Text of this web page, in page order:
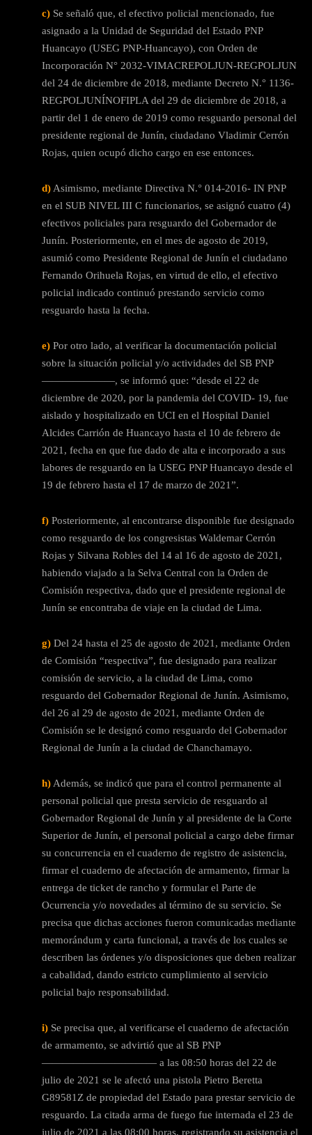
c) Se señaló que, el efectivo policial mencionado, fue
asignado a la Unidad de Seguridad del Estado PNP
Huancayo (USEG PNP-Huancayo), con Orden de
Incorporación N° 2032-VIMACREPOLJUN-REGPOLJUN
del 24 de diciembre de 2018, mediante Decreto N.° 1136-
REGPOLJUNÍNOFIPLA del 29 de diciembre de 2018, a
partir del 1 de enero de 2019 como resguardo personal del
presidente regional de Junín, ciudadano Vladimir Cerrón
Rojas, quien ocupó dicho cargo en ese entonces.
d) Asimismo, mediante Directiva N.° 014-2016- IN PNP
en el SUB NIVEL III C funcionarios, se asignó cuatro (4)
efectivos policiales para resguardo del Gobernador de
Junín. Posteriormente, en el mes de agosto de 2019,
asumió como Presidente Regional de Junín el ciudadano
Fernando Orihuela Rojas, en virtud de ello, el efectivo
policial indicado continuó prestando servicio como
resguardo hasta la fecha.
e) Por otro lado, al verificar la documentación policial
sobre la situación policial y/o actividades del SB PNP
———————, se informó que: “desde el 22 de
diciembre de 2020, por la pandemia del COVID- 19, fue
aislado y hospitalizado en UCI en el Hospital Daniel
Alcides Carrión de Huancayo hasta el 10 de febrero de
2021, fecha en que fue dado de alta e incorporado a sus
labores de resguardo en la USEG PNP Huancayo desde el
19 de febrero hasta el 17 de marzo de 2021”.
f) Posteriormente, al encontrarse disponible fue designado
como resguardo de los congresistas Waldemar Cerrón
Rojas y Silvana Robles del 14 al 16 de agosto de 2021,
habiendo viajado a la Selva Central con la Orden de
Comisión respectiva, dado que el presidente regional de
Junín se encontraba de viaje en la ciudad de Lima.
g) Del 24 hasta el 25 de agosto de 2021, mediante Orden
de Comisión “respectiva”, fue designado para realizar
comisión de servicio, a la ciudad de Lima, como
resguardo del Gobernador Regional de Junín. Asimismo,
del 26 al 29 de agosto de 2021, mediante Orden de
Comisión se le designó como resguardo del Gobernador
Regional de Junín a la ciudad de Chanchamayo.
h) Además, se indicó que para el control permanente al
personal policial que presta servicio de resguardo al
Gobernador Regional de Junín y al presidente de la Corte
Superior de Junín, el personal policial a cargo debe firmar
su concurrencia en el cuaderno de registro de asistencia,
firmar el cuaderno de afectación de armamento, firmar la
entrega de ticket de rancho y formular el Parte de
Ocurrencia y/o novedades al término de su servicio. Se
precisa que dichas acciones fueron comunicadas mediante
memorándum y carta funcional, a través de los cuales se
describen las órdenes y/o disposiciones que deben realizar
a cabalidad, dando estricto cumplimiento al servicio
policial bajo responsabilidad.
i) Se precisa que, al verificarse el cuaderno de afectación
de armamento, se advirtió que al SB PNP
——————————— a las 08:50 horas del 22 de
julio de 2021 se le afectó una pistola Pietro Beretta
G89581Z de propiedad del Estado para prestar servicio de
resguardo. La citada arma de fuego fue internada el 23 de
julio de 2021 a las 08:00 horas, registrando su asistencia el